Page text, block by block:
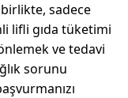
sadece
lifli gıda tüketimi
ve tedavi
sorunu